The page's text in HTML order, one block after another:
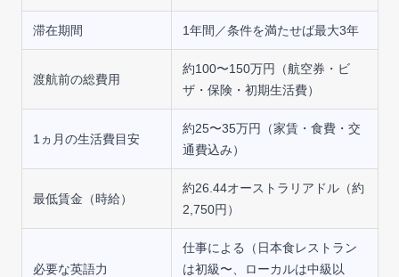
滞在期間 1年間／条件を満たせば最大3年
渡航前の総費用
約100〜150万円（航空券・ビ
ザ・保険・初期生活費）
1ヵ月の生活費目安
約25〜35万円（家賃・食費・交
通費込み）
最低賃金（時給）
約26.44オーストラリアドル（約
2,750円）
必要な英語力
仕事による（日本食レストラン
は初級〜、ローカルは中級以